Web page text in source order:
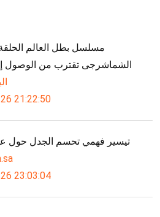
الشماشرجى تقترب من الوصول
21:22:50
تيسير فهمي تحسم الجدل حول
23:03:04